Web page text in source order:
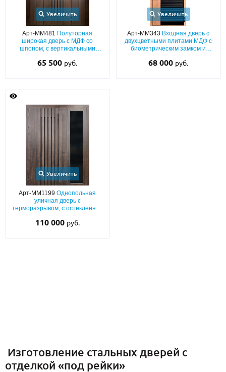
Увеличить
Арт-ММ481 Полуторная
широкая дверь с МДФ со
шпоном, с вертикальными
65 500 руб.
Увеличить
Арт-ММ343 Входная дверь с
двухцветными плитами МДФ с
биометрическим замком и
68 000 руб.
Увеличить
Арт-ММ1199Однопольная
уличная дверь с
терморазрывом, с остекленной
ручкой (отделка МДФ с реечным
110 000 руб.
Изготовление стальных дверей с
отделкой «под рейки»